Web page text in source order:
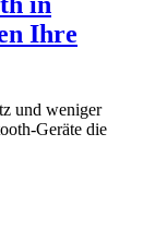
Ihre
und weniger
Geräte die